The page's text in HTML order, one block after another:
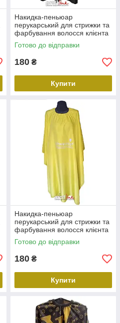
Накидка-пеньюар
перукарський для стрижки та
фарбування волосся клієнта
Tony&Guy 102х97 см чорний
Готово до відправки
180 ₴
Купити
Накидка-пеньюар
перукарський для стрижки та
фарбування волосся клієнта
Schwarzkopf 120х130 см
жовтий
Готово до відправки
180 ₴
Купити